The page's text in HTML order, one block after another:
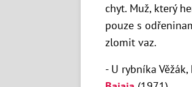
chyt. Muž, který
pouze s
zlomit vaz.
- U rybníka